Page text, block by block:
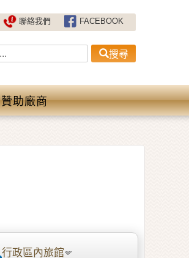
聯絡我們 FACEBOOK
搜尋
贊助廠商
行政區內旅館